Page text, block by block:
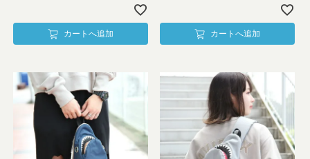
カートへ追加 カートへ追加